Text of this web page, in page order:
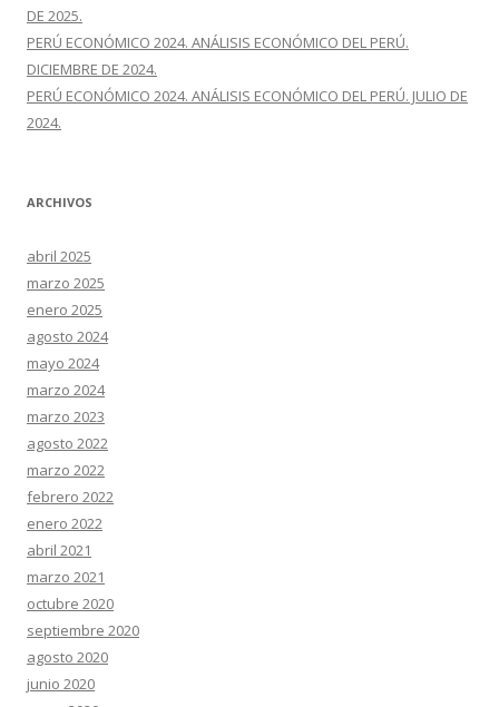
DE 2025.
PERÚ ECONÓMICO 2024. ANÁLISIS ECONÓMICO DEL PERÚ.
DICIEMBRE DE 2024.
PERÚ ECONÓMICO 2024. ANÁLISIS ECONÓMICO DEL PERÚ. JULIO DE
2024.
ARCHIVOS
abril 2025
marzo 2025
enero 2025
agosto 2024
mayo 2024
marzo 2024
marzo 2023
agosto 2022
marzo 2022
febrero 2022
enero 2022
abril 2021
marzo 2021
octubre 2020
septiembre 2020
agosto 2020
junio 2020